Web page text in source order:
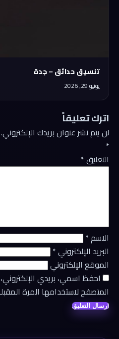
تنسيق حدائق – جدة
يونيو 29, 2026
اترك تعليقاً
لن يتم نشر عنوان بريدك الإلكتروني.
*
التعليق*
الاسم*
البريد الإلكتروني*
الموقع الإلكتروني
احفظ اسمي، بريدي
المتصفح لاستخدامها المرة